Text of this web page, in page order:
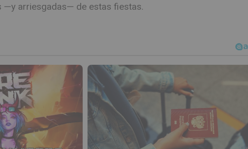
—y arriesgadas— de estas fiestas.